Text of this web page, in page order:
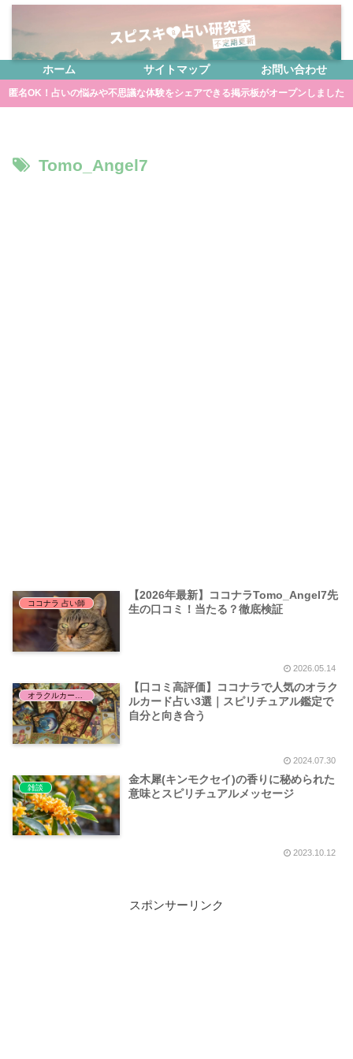
ホーム サイトマップ お問い合わせ
匿名OK！占いの悩みや不思議な体験をシェアできる掲示板がオープンしました
Tomo_Angel7
ココナラ 占い師
【2026年最新】ココナラTomo_Angel7先
生の口コミ！当たる？徹底検証
2026.05.14
【口コミ高評価】ココナラで人気のオラク
ルカード占い3選｜スピリチュアル鑑定で
自分と向き合う
2024.07.30
雑談
金木犀(キンモクセイ)の香りに秘められた
意味とスピリチュアルメッセージ
2023.10.12
スポンサーリンク